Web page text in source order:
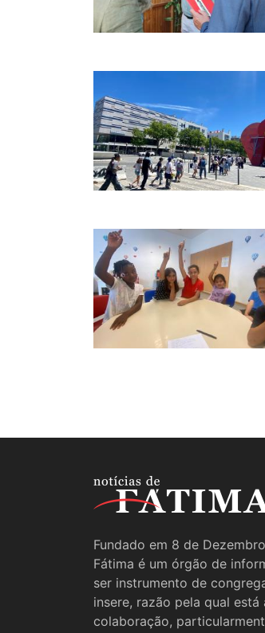
Fundado em 8 de
Fátima é um órgão de
ser instrumento de
insere, razão pela qual
colaboração,